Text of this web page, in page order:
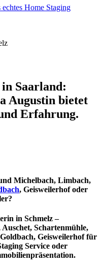
Saarland:
Augustin bietet
Erfahrung.
Michelbach, Limbach,
, Geisweilerhof oder
in Schmelz –
Schartenmühle,
Geisweilerhof für
Service oder